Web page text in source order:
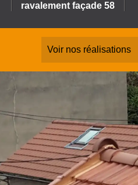
ravalement façade 58
Voir nos réalisations